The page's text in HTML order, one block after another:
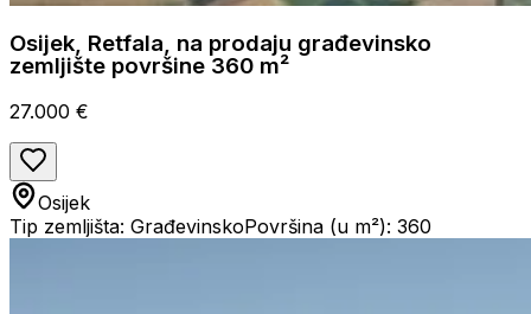
Osijek, Retfala, na prodaju građevinsko
zemljište površine 360 m²
27.000 €
Osijek
Tip zemljišta: GrađevinskoPovršina (u m²): 360